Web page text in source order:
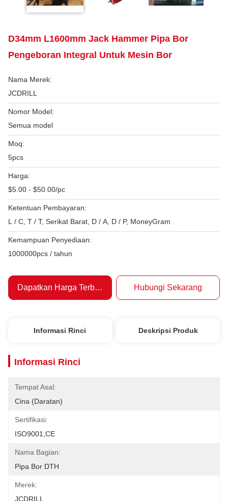
D34mm L1600mm Jack Hammer Pipa Bor
Pengeboran Integral Untuk Mesin Bor
Nama Merek:
JCDRILL
Nomor Model:
Semua model
Moq:
5pcs
Harga:
$5.00 - $50.00/pc
Ketentuan Pembayaran:
L / C, T / T, Serikat Barat, D / A, D / P, MoneyGram
Kemampuan Penyediaan:
1000000pcs / tahun
Dapatkan Harga Terbaik Hubungi Sekarang
Informasi Rinci Deskripsi Produk
Informasi Rinci
Tempat Asal:
Cina (daratan)
Sertifikasi:
ISO9001,CE
Nama Bagian:
Pipa Bor DTH
Merek:
JCDRILL